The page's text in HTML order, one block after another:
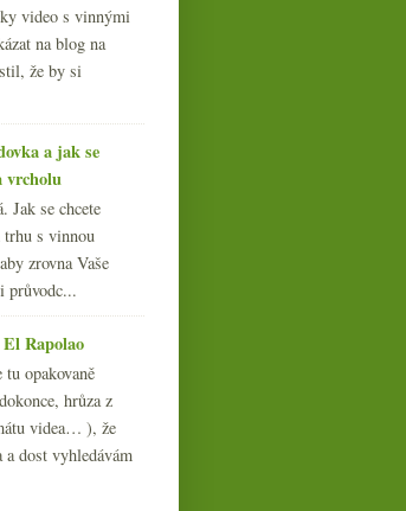
video s vinnými
na blog na
že by si
a jak se
vrcholu
Jak se chcete
trhu s vinnou
zrovna Vaše
průvodc...
El Rapolao
tu opakovaně
hrůza z
videa… ), že
dost vyhledávám